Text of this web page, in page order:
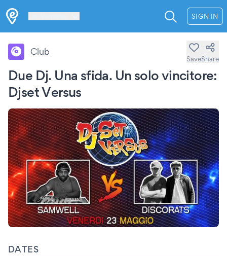
SIGN IN
Due Dj. Una sfida. Un solo vincitore:
Djset Versus
Club
SaveShare
DATES